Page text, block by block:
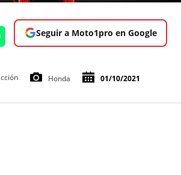
Seguir a Moto1pro en Google
Honda 01/10/2021